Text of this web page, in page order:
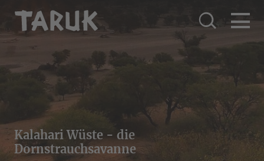
Kalahari Wüste - die
Dornstrauchsavanne